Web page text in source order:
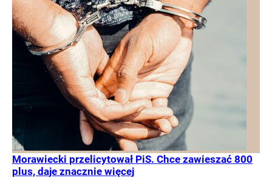
Morawiecki przelicytował PiS. Chce zawieszać 800
plus, daje znacznie więcej